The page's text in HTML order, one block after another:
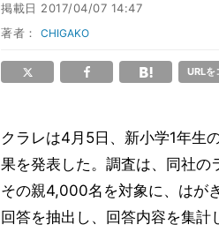
掲載日 2017/04/07 14:47
著者：CHIGAKO
URLを
クラレは4月5日、新小学1年生
果を発表した。調査は、同社
その親4,000名を対象に、はが
回答を抽出し、回答内容を集計